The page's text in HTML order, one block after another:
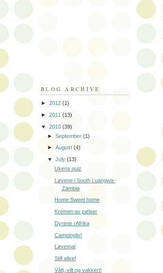
BLOG ARCHIVE
► 2012 (1)
► 2011 (13)
▼ 2010 (39)
►September(1)
►August(4)
▼July(13)
Ukens quiz
Løvene i South Luangwa-
Zambia
Home Sweet home
Kremen av pølser
Dyrene i Afrika
Campingliv!
Løvemat
Still alive!
Vått, vilt og vakkert!